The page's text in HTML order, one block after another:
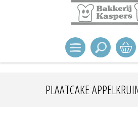
PLAATCAKE